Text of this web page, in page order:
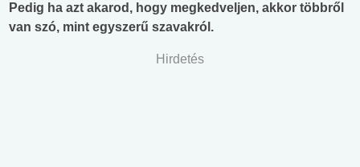
Pedig ha azt akarod, hogy megkedveljen, akkor többről
van szó, mint egyszerű szavakról.
Hirdetés